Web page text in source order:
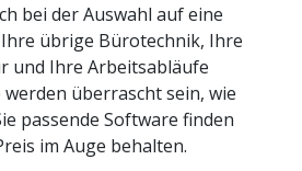
bei der Auswahl auf eine
übrige Bürotechnik, Ihre
und Ihre Arbeitsabläufe
überrascht sein, wie
passende Software finden
im Auge behalten.